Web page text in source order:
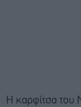
Η καρφίτσα του